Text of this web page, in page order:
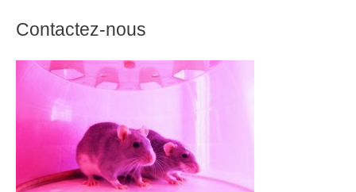
Contactez-nous